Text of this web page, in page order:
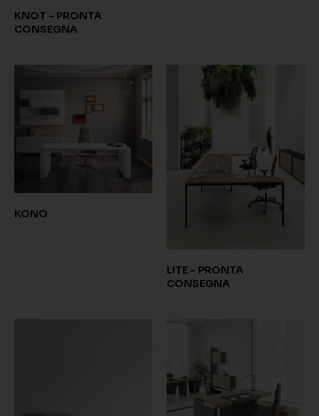
KNOT - PRONTA
CONSEGNA
KONO
LITE - PRONTA
CONSEGNA